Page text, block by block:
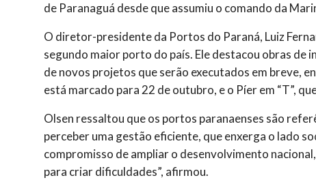
de Paranaguá desde que assumiu o comando da
O diretor-presidente da Portos do Paraná, Luiz
segundo maior porto do país. Ele destacou obras
de novos projetos que serão executados em breve,
está marcado para 22 de outubro, e o Píer em “T”,
Olsen ressaltou que os portos paranaenses são
perceber uma gestão eficiente, que enxerga o lado
compromisso de ampliar o desenvolvimento
para criar dificuldades”, afirmou.